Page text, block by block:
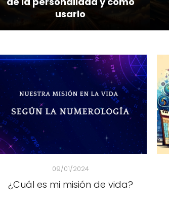
usarlo
09/01/2024
¿Cuál es mi misión de vida?